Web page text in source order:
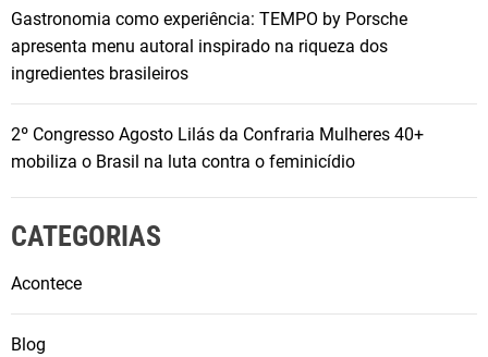
Gastronomia como experiência: TEMPO by Porsche
apresenta menu autoral inspirado na riqueza dos
ingredientes brasileiros
2º Congresso Agosto Lilás da Confraria Mulheres 40+
mobiliza o Brasil na luta contra o feminicídio
CATEGORIAS
Acontece
Blog